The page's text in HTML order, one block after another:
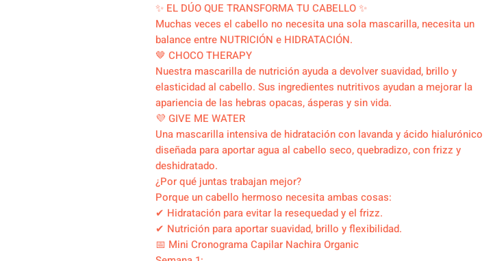
✨ EL DÚO QUE TRANSFORMA TU CABELLO ✨
Muchas veces el cabello no necesita una sola mascarilla, necesita un
balance entre NUTRICIÓN e HIDRATACIÓN.
🤎 CHOCO THERAPY
Nuestra mascarilla de nutrición ayuda a devolver suavidad, brillo y
elasticidad al cabello. Sus ingredientes nutritivos ayudan a mejorar la
apariencia de las hebras opacas, ásperas y sin vida.
💜 GIVE ME WATER
Una mascarilla intensiva de hidratación con lavanda y ácido hialurónico
diseñada para aportar agua al cabello seco, quebradizo, con frizz y
deshidratado.
¿Por qué juntas trabajan mejor?
Porque un cabello hermoso necesita ambas cosas:
✔ Hidratación para evitar la resequedad y el frizz.
✔ Nutrición para aportar suavidad, brillo y flexibilidad.
📅 Mini Cronograma Capilar Nachira Organic